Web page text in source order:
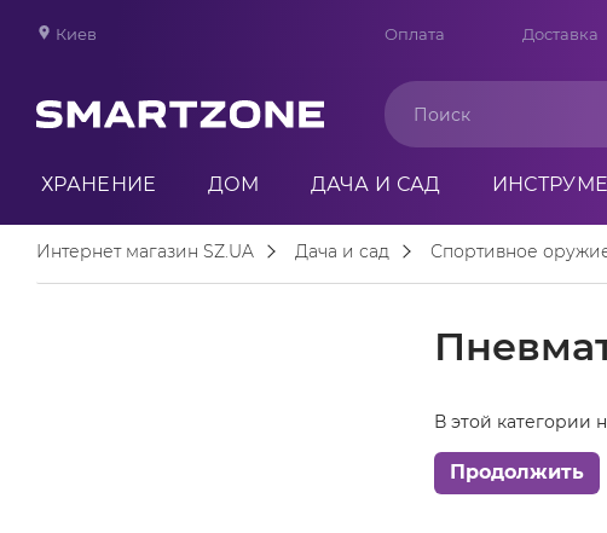
Киев Оплата Доставка
ХРАНЕНИЕ ДОМ ДАЧА И САД
Интернет магазин SZ.UA Дача и сад Спортивное
В этой категории
Продолжить